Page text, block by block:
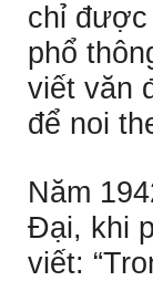
chỉ được
phổ
viết văn
để noi
Năm
Ðại, khi
viết: